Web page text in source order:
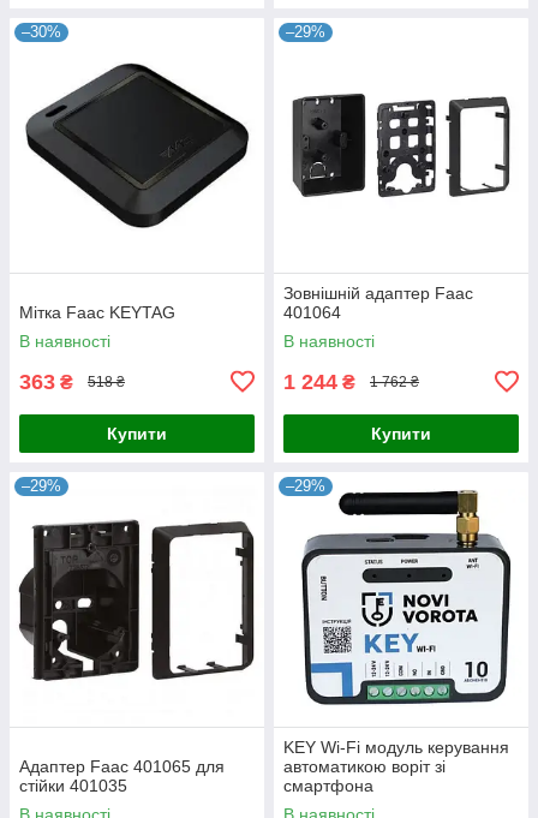
–30%
Мітка Faac KEYTAG
В наявності
363 ₴ 518 ₴
Купити
–29%
Зовнішній адаптер Faac
401064
В наявності
1 244 ₴ 1 762 ₴
Купити
–29%
Адаптер Faac 401065 для
стійки 401035
В наявності
–29%
KEY Wi-Fi модуль керування
автоматикою воріт зі
смартфона
В наявності